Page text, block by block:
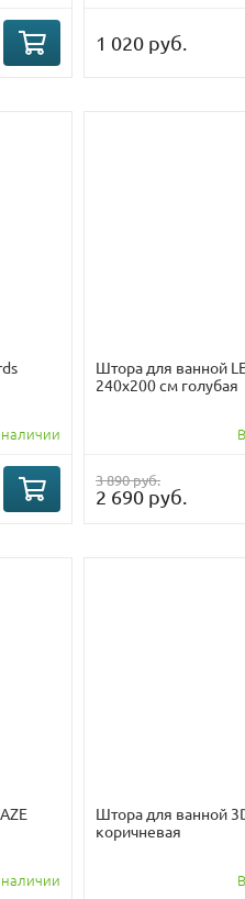
1 020 руб.
Штора для ванной
240х200 см голубая
3 890 руб.
2 690 руб.
Штора для ванной
коричневая